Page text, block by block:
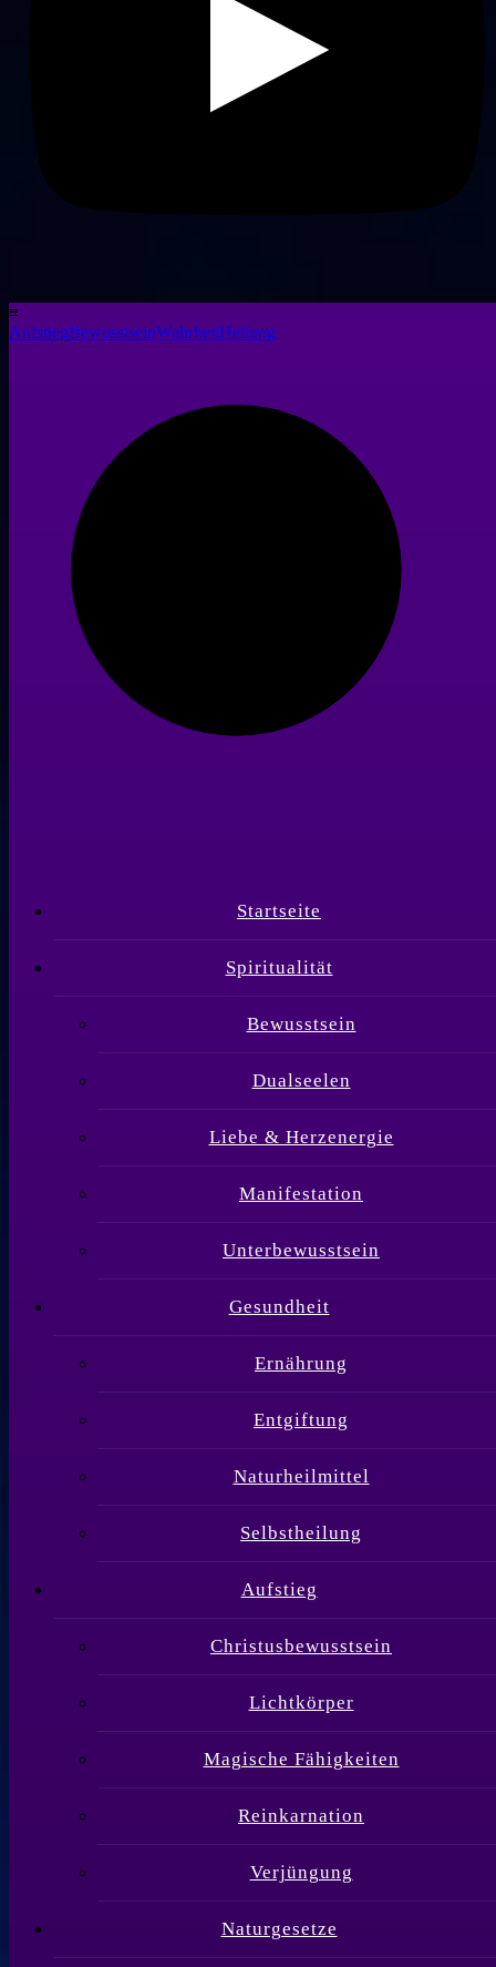
≡
AufstiegBewusstseinWahrheitHeilung
Startseite
Spiritualität
Bewusstsein
Dualseelen
Liebe & Herzenergie
Manifestation
Unterbewusstsein
Gesundheit
Ernährung
Entgiftung
Naturheilmittel
Selbstheilung
Aufstieg
Christusbewusstsein
Lichtkörper
Magische Fähigkeiten
Reinkarnation
Verjüngung
Naturgesetze